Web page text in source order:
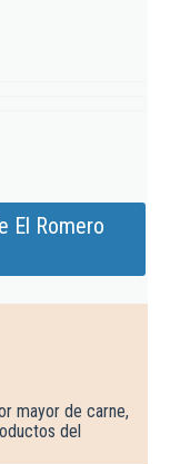
El Romero
mayor de carne,
del